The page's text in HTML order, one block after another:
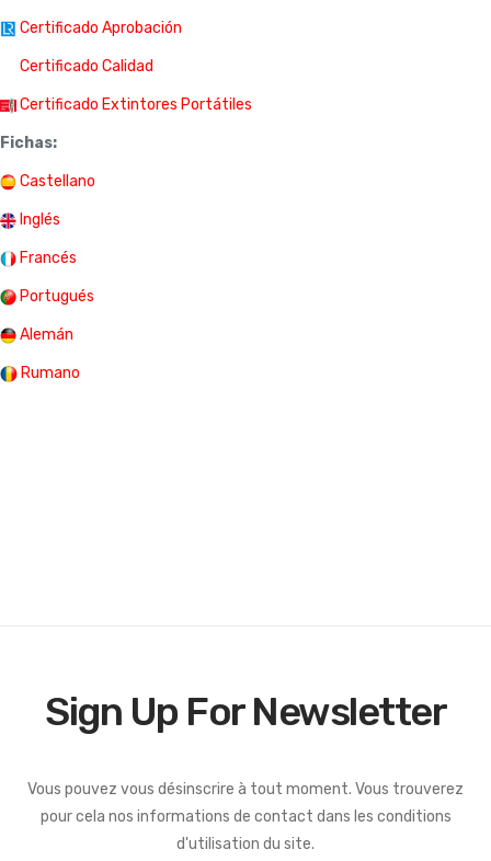
Certificado Aprobación
Certificado Calidad
Certificado Extintores Portátiles
Fichas:
Castellano
Inglés
Francés
Portugués
Alemán
Rumano
Sign Up For Newsletter
Vous pouvez vous désinscrire à tout moment. Vous trouverez
pour cela nos informations de contact dans les conditions
d'utilisation du site.